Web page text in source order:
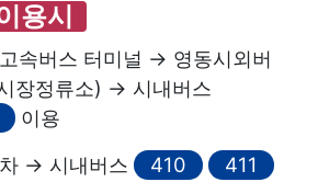
용시
속버스 터미널 → 영동시외버
장정류소) → 시내버스
이용
→ 시내버스 410
411